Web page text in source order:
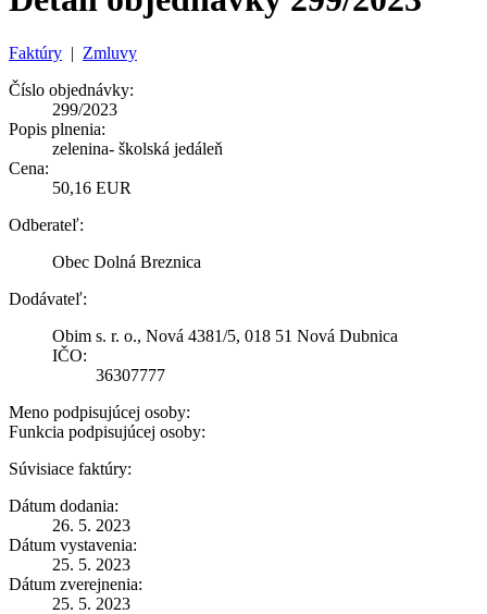
Faktúry | Zmluvy
Číslo objednávky:
299/2023
Popis plnenia:
zelenina- školská jedáleň
Cena:
50,16 EUR
Odberateľ:
Obec Dolná Breznica
Dodávateľ:
Obim s. r. o., Nová 4381/5, 018 51 Nová Dubnica
IČO:
36307777
Meno podpisujúcej osoby:
Funkcia podpisujúcej osoby:
Súvisiace faktúry:
Dátum dodania:
26. 5. 2023
Dátum vystavenia:
25. 5. 2023
Dátum zverejnenia:
25. 5. 2023